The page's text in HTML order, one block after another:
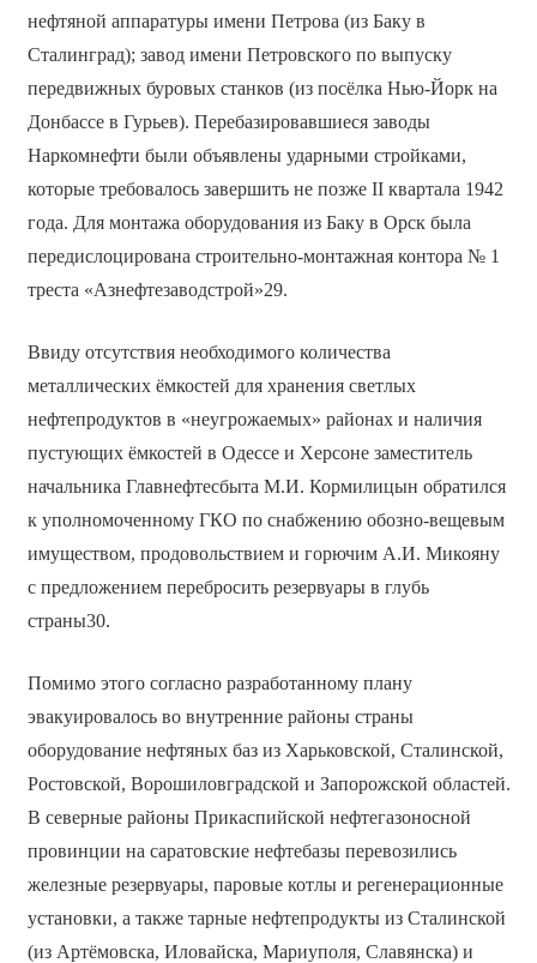
нефтяной аппаратуры имени Петрова (из Баку в
Сталинград); завод имени Петровского по выпуску
передвижных буровых станков (из посёлка Нью-Йорк на
Донбассе в Гурьев). Перебазировавшиеся заводы
Наркомнефти были объявлены ударными стройками,
которые требовалось завершить не позже II квартала 1942
года. Для монтажа оборудования из Баку в Орск была
передислоцирована строительно-монтажная контора № 1
треста «Азнефтезаводстрой»29.
Ввиду отсутствия необходимого количества
металлических ёмкостей для хранения светлых
нефтепродуктов в «неугрожаемых» районах и наличия
пустующих ёмкостей в Одессе и Херсоне заместитель
начальника Главнефтесбыта М.И. Кормилицын обратился
к уполномоченному ГКО по снабжению обозно-вещевым
имуществом, продовольствием и горючим А.И. Микояну
с предложением перебросить резервуары в глубь
страны30.
Помимо этого согласно разработанному плану
эвакуировалось во внутренние районы страны
оборудование нефтяных баз из Харьковской, Сталинской,
Ростовской, Ворошиловградской и Запорожской областей.
В северные районы Прикаспийской нефтегазоносной
провинции на саратовские нефтебазы перевозились
железные резервуары, паровые котлы и регенерационные
установки, а также тарные нефтепродукты из Сталинской
(из Артёмовска, Иловайска, Мариуполя, Славянска) и